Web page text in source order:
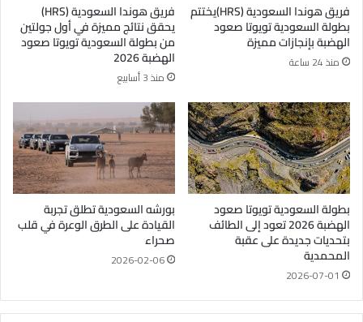
فريق هوندا السعودية (HRS)يختتم
بطولة السعودية تويوتا صعود
الهضبة بإنجازات مميزة
منذ 24 ساعة
فريق هوندا السعودية (HRS)
يحقق نتائج مميزة في أول جولتين
من بطولة السعودية تويوتا صعود
الهضبة 2026
منذ 3 أسابيع
بطولة السعودية تويوتا صعود
الهضبة 2026 تعود إلى الطائف
بتحديات جديدة على عقبة
المحمدية
2026-07-01
بورشه السعودية تطلق تجربة
القيادة على الطرق الوعرة في قلب
صحراء
2026-02-06